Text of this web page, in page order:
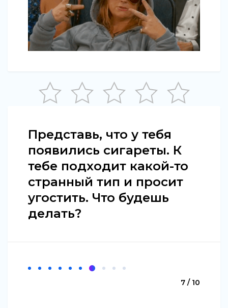
Представь, что у тебя
появились сигареты. К
тебе подходит какой-то
странный тип и просит
угостить. Что будешь
делать?
7 / 10